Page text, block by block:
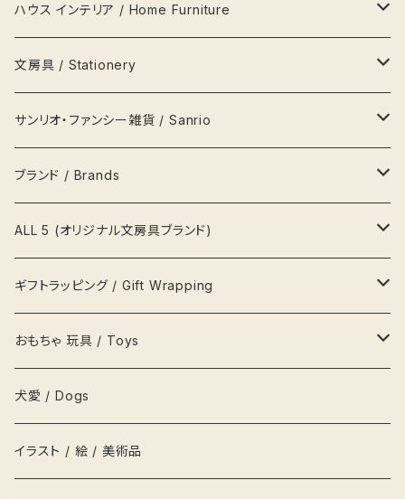
財布 Wallets
アクセサリー Jewellery
ハンカチ
ポーチ
帽子
風呂敷
キーホルダー
ネクタイ
履物
器 Plates
瓶 Bottles
マグカップ MagCup
ビールジョッキ BeerMug
湯呑
カップ&ソーサ
鍋
お盆
枡
ハウス インテリア / Home Furniture
ランプ
収納 箪笥 棚
時計
写真立て 額縁
置物
ハンガー
貯金箱
鏡
文房具 / Stationery
缶
ペンケース
メモ帳
文鎮
レターセット
リボン
シール
サンリオ・ファンシー雑貨 / Sanrio
キティ Kitty
ポムポムプリン pompom prin
ポチャッコ pochaco
ソニープロダクト
ブランド / Brands
プラダ Prada
セリーヌ Celine
ロベルタ Roberta
ALL 5 (オリジナル文房具ブランド)
吉祥用品
吉祥ノート A5
吉祥メモ帳 A5スリム
一等賞ペンケース
ギフトラッピング / Gift Wrapping
OFURUオリジナル包装紙
化粧箱
おもちゃ 玩具 / Toys
パズル
お人形 DOLLS
犬愛 / Dogs
イラスト / 絵 / 美術品